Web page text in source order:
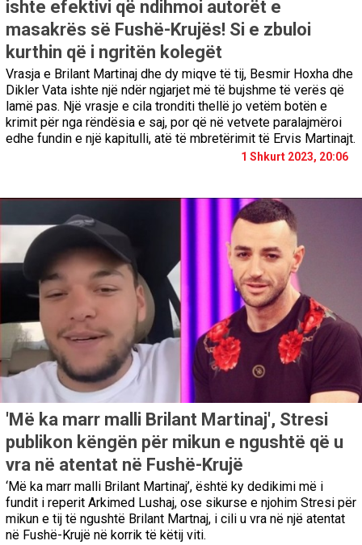
ishte efektivi që ndihmoi autorët e
masakrës së Fushë-Krujës! Si e zbuloi
kurthin që i ngritën kolegët
Vrasja e Brilant Martinaj dhe dy miqve të tij, Besmir Hoxha dhe
Dikler Vata ishte një ndër ngjarjet më të bujshme të verës që
lamë pas. Një vrasje e cila tronditi thellë jo vetëm botën e
krimit për nga rëndësia e saj, por që në vetvete paralajmëroi
edhe fundin e një kapitulli, atë të mbretërimit të Ervis Martinajt.
1 Shkurt 2023, 20:06
'Më ka marr malli Brilant Martinaj', Stresi
publikon këngën për mikun e ngushtë që u
vra në atentat në Fushë-Krujë
‘Më ka marr malli Brilant Martinaj’, është ky dedikimi më i
fundit i reperit Arkimed Lushaj, ose sikurse e njohim Stresi për
mikun e tij të ngushtë Brilant Martnaj, i cili u vra në një atentat
në Fushë-Krujë në korrik të këtij viti.